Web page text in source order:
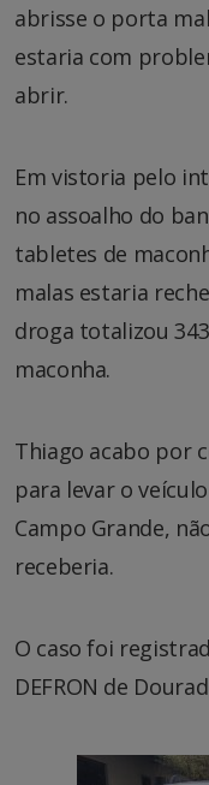
abrisse o porta
estaria com
abrir.
Em vistoria pelo
no assoalho do
tabletes de
malas estaria
droga totalizou
maconha.
Thiago acabo por
para levar o
Campo Grande,
receberia.
O caso foi
DEFRON de